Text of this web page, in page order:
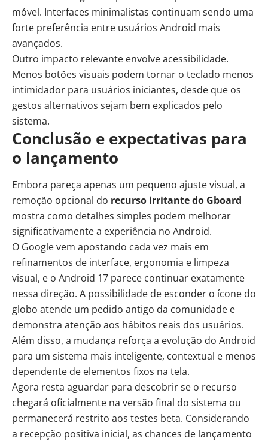
móvel. Interfaces minimalistas continuam sendo uma
forte preferência entre usuários Android mais
avançados.
Outro impacto relevante envolve acessibilidade.
Menos botões visuais podem tornar o teclado menos
intimidador para usuários iniciantes, desde que os
gestos alternativos sejam bem explicados pelo
sistema.
Conclusão e expectativas para
o lançamento
Embora pareça apenas um pequeno ajuste visual, a
remoção opcional do recurso irritante do Gboard
mostra como detalhes simples podem melhorar
significativamente a experiência no Android.
O Google vem apostando cada vez mais em
refinamentos de interface, ergonomia e limpeza
visual, e o Android 17 parece continuar exatamente
nessa direção. A possibilidade de esconder o ícone do
globo atende um pedido antigo da comunidade e
demonstra atenção aos hábitos reais dos usuários.
Além disso, a mudança reforça a evolução do Android
para um sistema mais inteligente, contextual e menos
dependente de elementos fixos na tela.
Agora resta aguardar para descobrir se o recurso
chegará oficialmente na versão final do sistema ou
permanecerá restrito aos testes beta. Considerando
a recepção positiva inicial, as chances de lançamento